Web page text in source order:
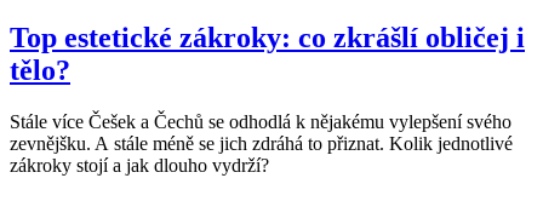
Top estetické zákroky: co zkrášlí obličej i
tělo?
Stále více Češek a Čechů se odhodlá k nějakému vylepšení svého
zevnějšku. A stále méně se jich zdráhá to přiznat. Kolik jednotlivé
zákroky stojí a jak dlouho vydrží?